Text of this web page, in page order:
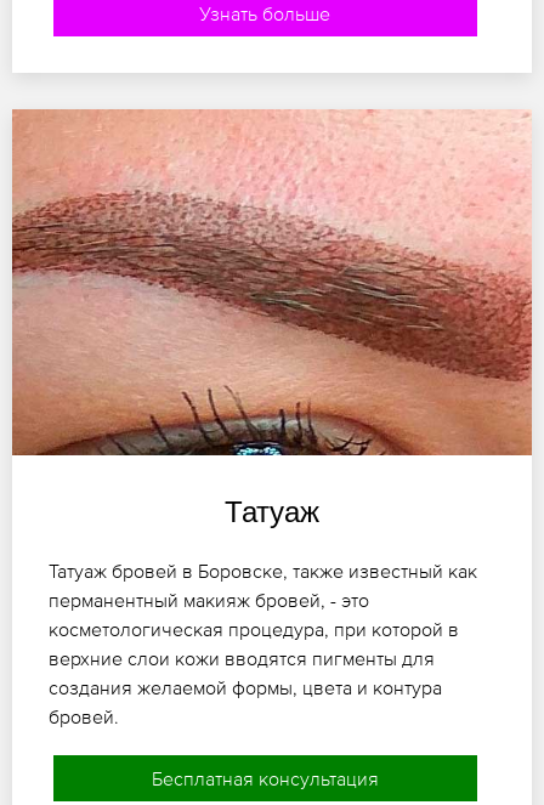
Узнать больше
Татуаж
Татуаж бровей в Боровске, также известный как
перманентный макияж бровей, - это
косметологическая процедура, при которой в
верхние слои кожи вводятся пигменты для
создания желаемой формы, цвета и контура
бровей.
Бесплатная консультация